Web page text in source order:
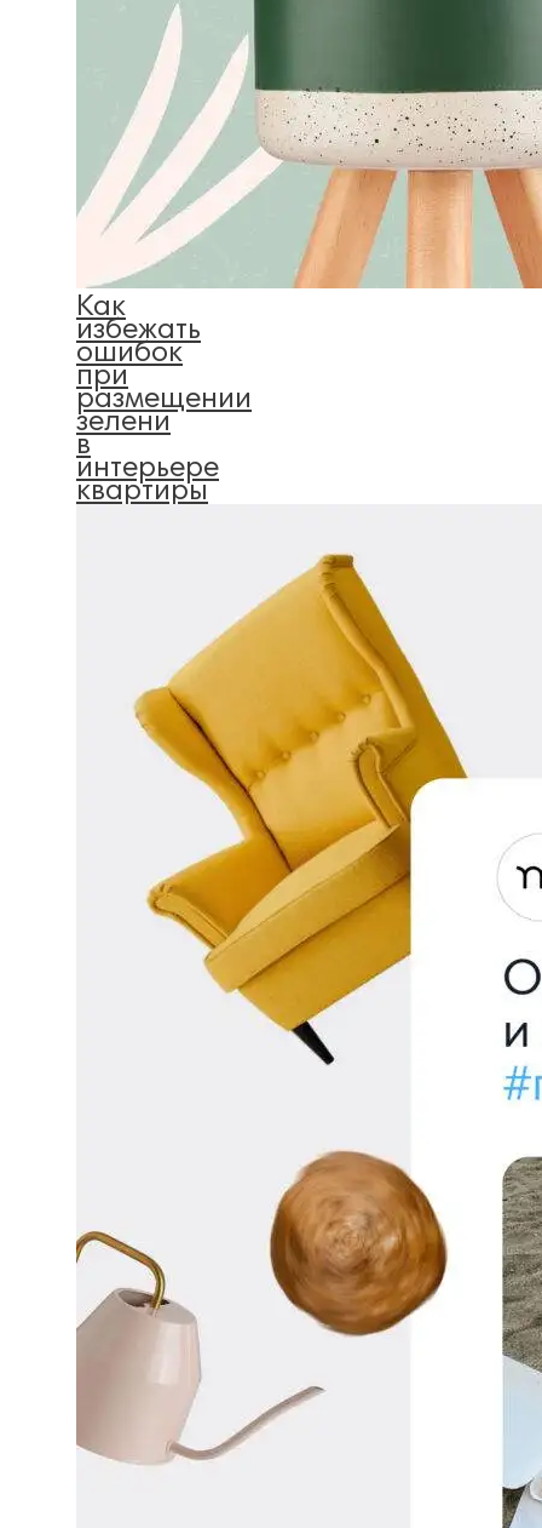
Как
избежать
ошибок
при
размещении
зелени
в
интерьере
квартиры